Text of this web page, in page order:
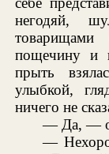
негодяй,
пощечину и
прыть
улыбкой,
ничего не
— Да, —
—